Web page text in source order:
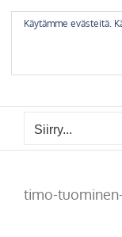
Siirry...
timo-
Käytämme evästeitä.